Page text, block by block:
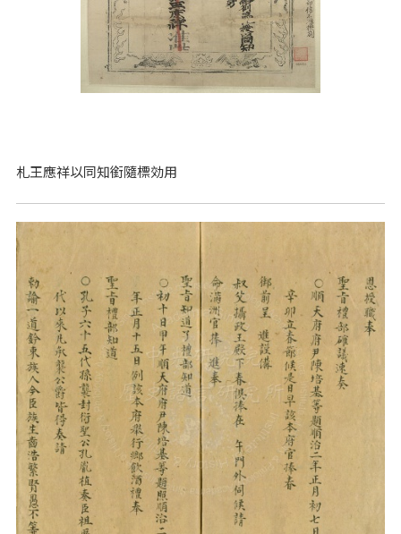
札王應祥以同知銜隨標効用